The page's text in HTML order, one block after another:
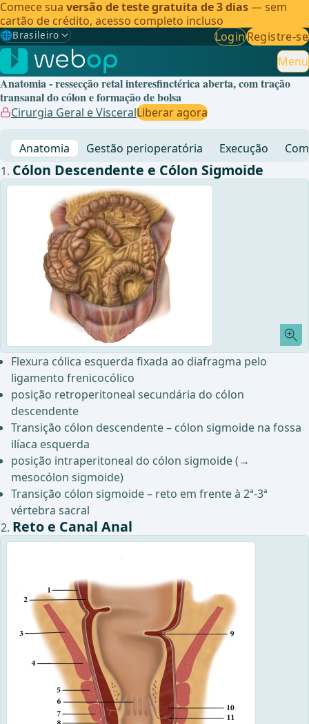
Comece sua versão de teste gratuita de 3 dias— sem
cartão de crédito, acesso completo incluso
🌐Brasileiro
Gewählte Sprache: Brasileiro
🇩🇪 Alemão
🇬🇧Inglês
🇪🇸Espanhol
🇧🇷Brasileiro ✓
LoginRegistre-se
Menu
Anatomia - ressecção retal interesfinctérica aberta, com tração
transanal do cólon e formação de bolsa
Cirurgia Geral e VisceralLiberar agora
Anatomia Gestão perioperatória Execução
Cólon Descendente e Cólon Sigmoide
Flexura cólica esquerda fixada ao diafragma pelo
ligamento frenicocólico
posição retroperitoneal secundária do cólon
descendente
Transição cólon descendente – cólon sigmoide na fossa
ilíaca esquerda
posição intraperitoneal do cólon sigmoide (→
mesocólon sigmoide)
Transição cólon sigmoide – reto em frente à 2ª-3ª
vértebra sacral
Reto e Canal Anal